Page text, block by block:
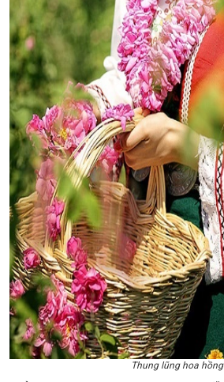
Thung lũng hoa hồng